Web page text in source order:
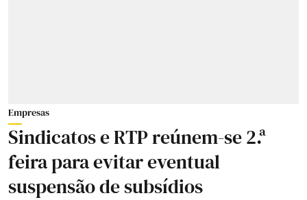
Empresas
Sindicatos e RTP reúnem-se 2.ª
feira para evitar eventual
suspensão de subsídios